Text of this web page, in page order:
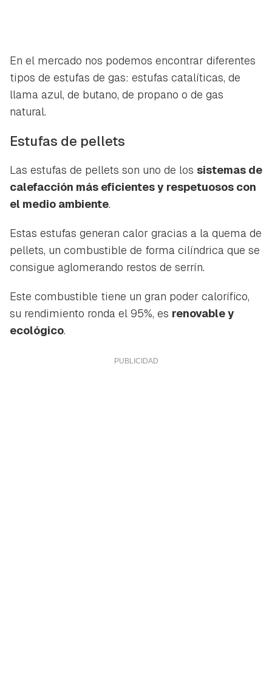
Guardar como favorito
Para poder guardar como favorito, primero has de
iniciar sesión con tu cuenta de Hogarmanía.
INICIAR SESIÓN CANCELAR
En el mercado nos podemos encontrar diferentes
tipos de estufas de gas: estufas catalíticas, de
llama azul, de butano, de propano o de gas
natural.
Estufas de pellets
Las estufas de pellets son uno de los sistemas de
calefacción más eficientes y respetuosos con
el medio ambiente.
Estas estufas generan calor gracias a la quema de
pellets, un combustible de forma cilíndrica que se
consigue aglomerando restos de serrín.
Este combustible tiene un gran poder calorífico,
su rendimiento ronda el 95%, es renovable y
ecológico.
Contenido enviado
Gracias por suscribirte a nuestro boletín.
ACEPTAR